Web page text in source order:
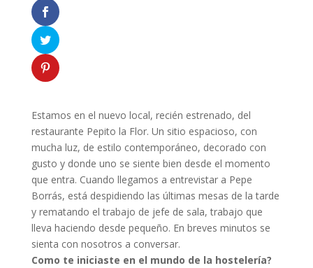
Estamos en el nuevo local, recién estrenado, del
restaurante Pepito la Flor. Un sitio espacioso, con
mucha luz, de estilo contemporáneo, decorado con
gusto y donde uno se siente bien desde el momento
que entra. Cuando llegamos a entrevistar a Pepe
Borrás, está despidiendo las últimas mesas de la tarde
y rematando el trabajo de jefe de sala, trabajo que
lleva haciendo desde pequeño. En breves minutos se
sienta con nosotros a conversar.
Como te iniciaste en el mundo de la hostelería?